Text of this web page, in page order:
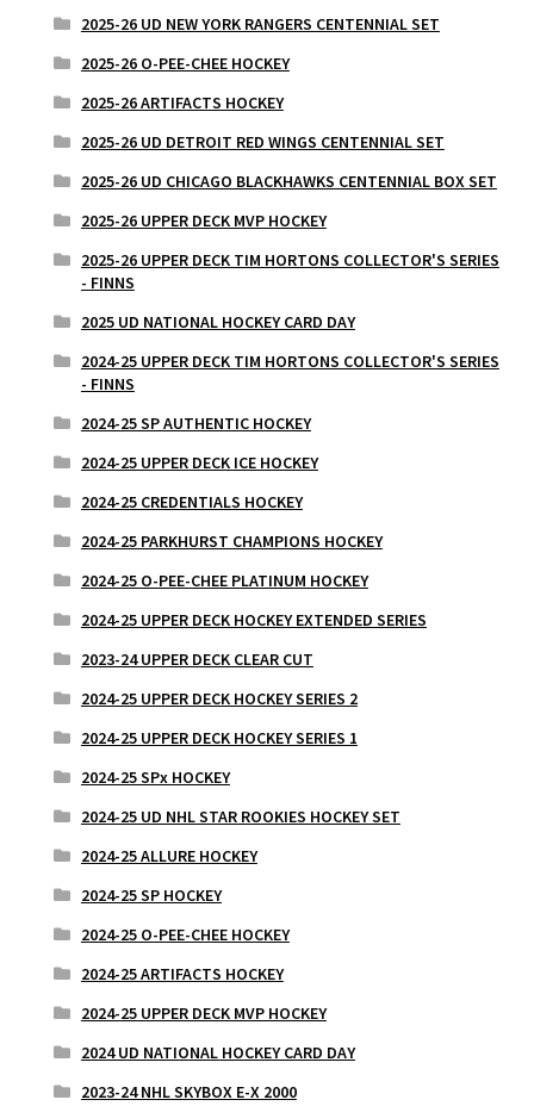
2025-26 UD NEW YORK RANGERS CENTENNIAL SET
2025-26 O-PEE-CHEE HOCKEY
2025-26 ARTIFACTS HOCKEY
2025-26 UD DETROIT RED WINGS CENTENNIAL SET
2025-26 UD CHICAGO BLACKHAWKS CENTENNIAL BOX SET
2025-26 UPPER DECK MVP HOCKEY
2025-26 UPPER DECK TIM HORTONS COLLECTOR'S SERIES
- FINNS
2025 UD NATIONAL HOCKEY CARD DAY
2024-25 UPPER DECK TIM HORTONS COLLECTOR'S SERIES
- FINNS
2024-25 SP AUTHENTIC HOCKEY
2024-25 UPPER DECK ICE HOCKEY
2024-25 CREDENTIALS HOCKEY
2024-25 PARKHURST CHAMPIONS HOCKEY
2024-25 O-PEE-CHEE PLATINUM HOCKEY
2024-25 UPPER DECK HOCKEY EXTENDED SERIES
2023-24 UPPER DECK CLEAR CUT
2024-25 UPPER DECK HOCKEY SERIES 2
2024-25 UPPER DECK HOCKEY SERIES 1
2024-25 SPx HOCKEY
2024-25 UD NHL STAR ROOKIES HOCKEY SET
2024-25 ALLURE HOCKEY
2024-25 SP HOCKEY
2024-25 O-PEE-CHEE HOCKEY
2024-25 ARTIFACTS HOCKEY
2024-25 UPPER DECK MVP HOCKEY
2024 UD NATIONAL HOCKEY CARD DAY
2023-24 NHL SKYBOX E-X 2000